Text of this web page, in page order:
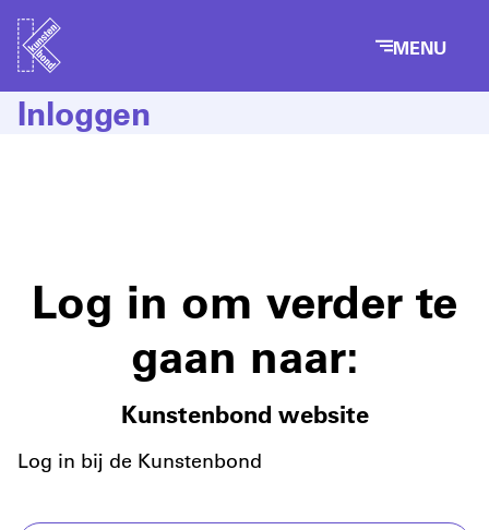
MENU
Inloggen
Log in om verder te
gaan naar:
Kunstenbond website
Log in bij de Kunstenbond